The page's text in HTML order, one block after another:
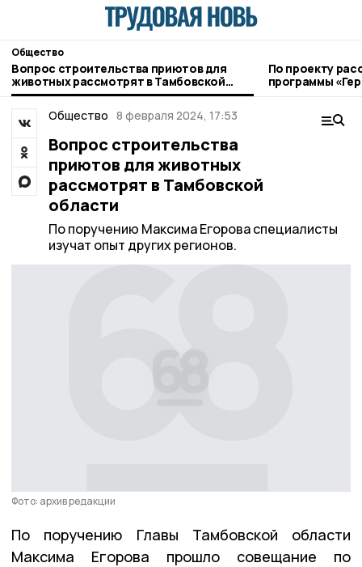
Общество
Вопрос строительства приютов для
животных рассмотрят в Тамбовской
области
По проекту
программы
трудоустроят
Общество 8 февраля 2024, 17:53
Вопрос строительства
приютов для животных
рассмотрят в Тамбовской
области
По поручению Максима Егорова специалисты
изучат опыт других регионов.
Фото: архив редакции
По поручению Главы Тамбовской области
Максима Егорова прошло совещание по